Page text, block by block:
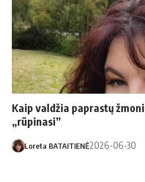
Kaip valdžia paprastų
„rūpinasi”
Loreta BATAITIENĖ2026-06-30